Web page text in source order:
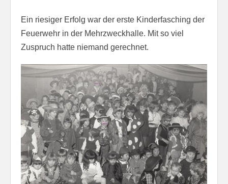
Ein riesiger Erfolg war der erste Kinderfasching der
Feuerwehr in der Mehrzweckhalle. Mit so viel
Zuspruch hatte niemand gerechnet.